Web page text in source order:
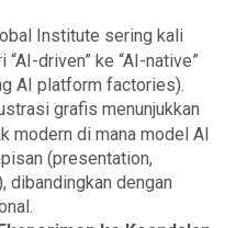
Institute sering kali
driven” ke “AI-native”
AI platform factories).
grafis menunjukkan
modern di mana model AI
(presentation,
dibandingkan dengan